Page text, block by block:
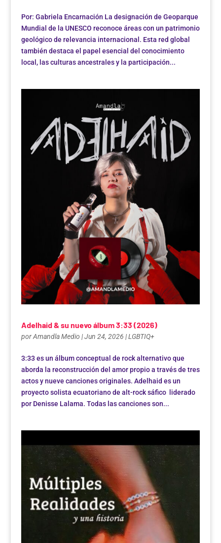
Por: Gabriela Encarnación La designación de Geoparque
Mundial de la UNESCO reconoce áreas con un patrimonio
geológico de relevancia internacional. Esta red global
también destaca el papel esencial del conocimiento
local, las culturas ancestrales y la participación...
Adelhaid & su nuevo álbum 3:33 (2026)
porAmandla Medio |Jun 24, 2026 |LGBTIQ+
3:33 es un álbum conceptual de rock alternativo que
aborda la reconstrucción del amor propio a través de tres
actos y nueve canciones originales. Adelhaid es un
proyecto solista ecuatoriano de alt-rock sáfico liderado
por Denisse Lalama. Todas las canciones son...